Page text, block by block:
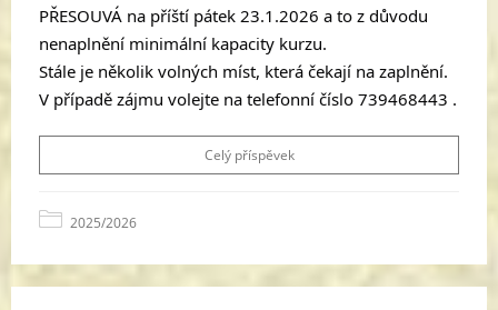
PŘESOUVÁ na příští pátek 23.1.2026 a to z důvodu
nenaplnění minimální kapacity kurzu.
Stále je několik volných míst, která čekají na zaplnění.
V případě zájmu volejte na telefonní číslo 739468443 .
Celý příspěvek
2025/2026